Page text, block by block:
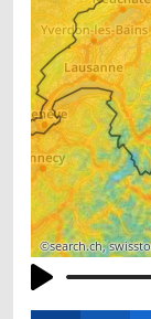
©search.ch,